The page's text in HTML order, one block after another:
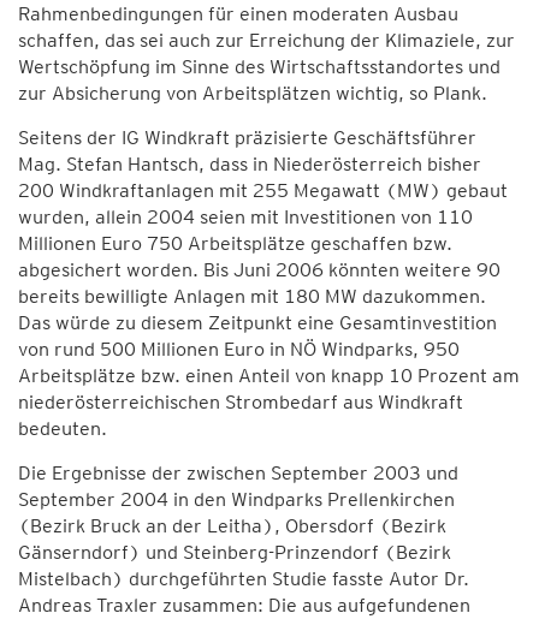
Rahmenbedingungen für einen moderaten Ausbau
schaffen, das sei auch zur Erreichung der Klimaziele, zur
Wertschöpfung im Sinne des Wirtschaftsstandortes und
zur Absicherung von Arbeitsplätzen wichtig, so Plank.
Seitens der IG Windkraft präzisierte Geschäftsführer
Mag. Stefan Hantsch, dass in Niederösterreich bisher
200 Windkraftanlagen mit 255 Megawatt (MW) gebaut
wurden, allein 2004 seien mit Investitionen von 110
Millionen Euro 750 Arbeitsplätze geschaffen bzw.
abgesichert worden. Bis Juni 2006 könnten weitere 90
bereits bewilligte Anlagen mit 180 MW dazukommen.
Das würde zu diesem Zeitpunkt eine Gesamtinvestition
von rund 500 Millionen Euro in NÖ Windparks, 950
Arbeitsplätze bzw. einen Anteil von knapp 10 Prozent am
niederösterreichischen Strombedarf aus Windkraft
bedeuten.
Die Ergebnisse der zwischen September 2003 und
September 2004 in den Windparks Prellenkirchen
(Bezirk Bruck an der Leitha), Obersdorf (Bezirk
Gänserndorf) und Steinberg-Prinzendorf (Bezirk
Mistelbach) durchgeführten Studie fasste Autor Dr.
Andreas Traxler zusammen: Die aus aufgefundenen